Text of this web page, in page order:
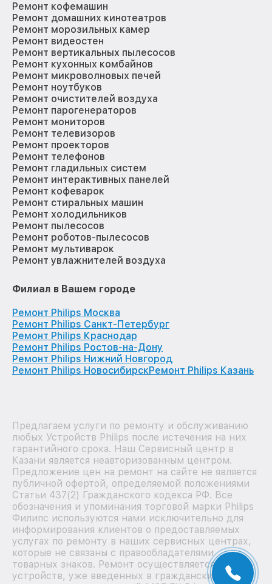
Ремонт кофемашин
Ремонт домашних кинотеатров
Ремонт морозильных камер
Ремонт видеостен
Ремонт вертикальных пылесосов
Ремонт кухонных комбайнов
Ремонт микроволновых печей
Ремонт ноутбуков
Ремонт очистителей воздуха
Ремонт парогенераторов
Ремонт мониторов
Ремонт телевизоров
Ремонт проекторов
Ремонт телефонов
Ремонт гладильных систем
Ремонт интерактивных панелей
Ремонт кофеварок
Ремонт стиральных машин
Ремонт холодильников
Ремонт пылесосов
Ремонт роботов-пылесосов
Ремонт мультиварок
Ремонт увлажнителей воздуха
Филиал в Вашем городе
Ремонт Philips Москва
Ремонт Philips Санкт-Петербург
Ремонт Philips Краснодар
Ремонт Philips Ростов-на-Дону
Ремонт Philips Нижний Новгород
Ремонт Philips НовосибирскРемонт Philips Казань
Предлагаем услуги по ремонту и обслуживанию
любых Устройств Philips после истечения на них
гарантийного срока. Наш Сервисный центр в
Казани является неавторизованным центром.
Предложение цен на ремонт на сайте не является
публичной офертой, определяемой положениями
Статьи 437(2) Гражданского кодекса РФ. Все
обозначения и упоминания торговой марки Philips
Филипс используются нами исключительно для
информирования клиентов о предоставляемых
услугах по ремонту в наших сервисных центрах,
которые не связаны с правообладателями
товарных знаков. Ремонт осуществляется для
устройств, уже введенных в гражданский оборот